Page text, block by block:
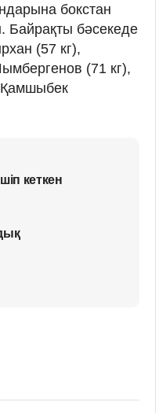
бокстан
Байрақты бәсекеде
(57 кг),
(71 кг),
Қамшыбек
кеткен